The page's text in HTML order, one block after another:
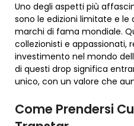
Uno degli aspetti più
sono le edizioni limitate e le
marchi di fama mondiale.
collezionisti e appassionati,
investimento nel mondo
di questi drop significa
unico, con un valore che
Come Prendersi